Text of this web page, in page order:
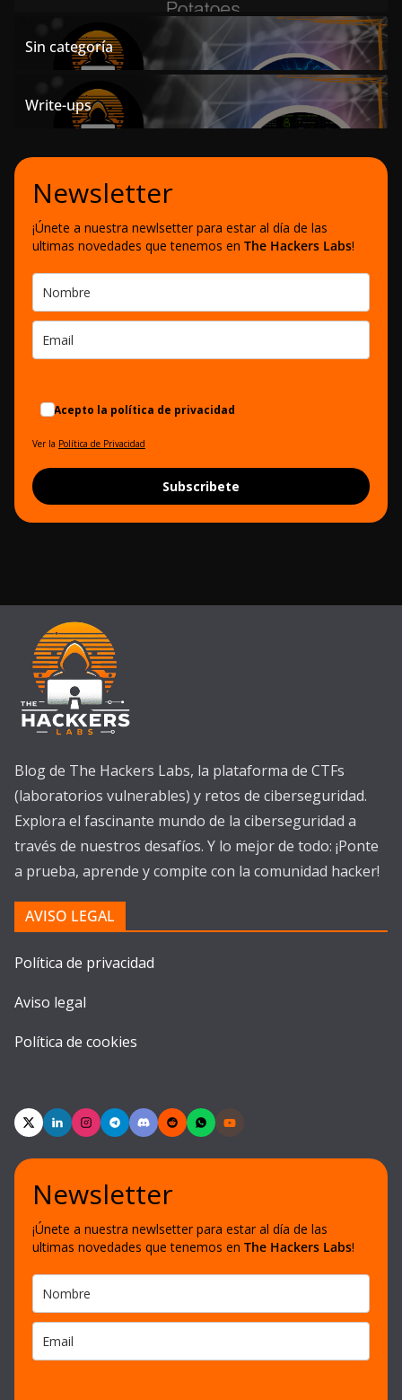
Sin categoría
Write-ups
Newsletter
¡Únete a nuestra newlsetter para estar al día de las
ultimas novedades que tenemos en The Hackers Labs!
Acepto la política de privacidad
Ver la Política de Privacidad
Subscribete
Blog de The Hackers Labs, la plataforma de CTFs
(laboratorios vulnerables) y retos de ciberseguridad.
Explora el fascinante mundo de la ciberseguridad a
través de nuestros desafíos. Y lo mejor de todo: ¡Ponte
a prueba, aprende y compite con la comunidad hacker!
AVISO LEGAL
Política de privacidad
Aviso legal
Política de cookies
Newsletter
¡Únete a nuestra newlsetter para estar al día de las
ultimas novedades que tenemos en The Hackers Labs!